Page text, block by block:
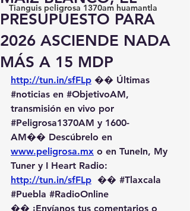
Tianguis peligrosa 1370am huamantla
PRESUPUESTO PARA
2026 ASCIENDE NADA
MÁS A 15 MDP
http://tun.in/sfFLp �� Últimas
#noticias en #ObjetivoAM,
transmisión en vivo por
#Peligrosa1370AM y 1600-
AM��️ Descúbrelo en
www.peligrosa.mx o en TuneIn, My
Tuner y I Heart Radio:
http://tun.in/sfFLp �� #Tlaxcala
#Puebla #RadioOnline
�� ¡Envíanos tus comentarios o